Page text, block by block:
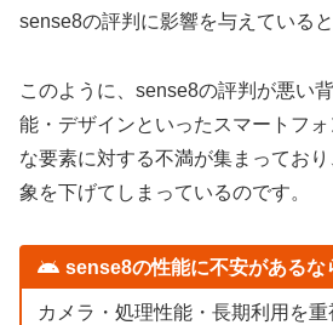
sense8の評判に影響を与えている
このように、sense8の評判が悪い
能・デザインといったスマートフ
な要素に対する不満が集まってお
象を下げてしまっているのです。
sense8の性能に不安があるな
カメラ・処理性能・長期利用を重